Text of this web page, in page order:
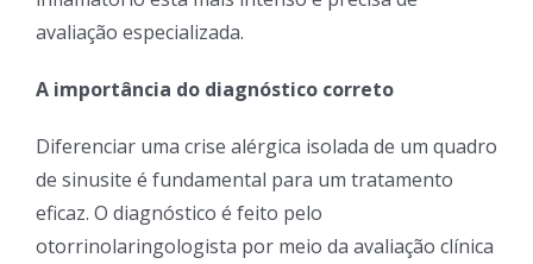
avaliação especializada.
A importância do diagnóstico correto
Diferenciar uma crise alérgica isolada de um quadro
de sinusite é fundamental para um tratamento
eficaz. O diagnóstico é feito pelo
otorrinolaringologista por meio da avaliação clínica